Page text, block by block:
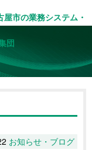
お知らせ・ブログ